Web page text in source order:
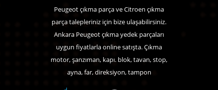
Peugeot çıkma parça ve Citroen çıkma
parça talepleriniz için bize ulaşabilirsiniz.
Ankara Peugeot çıkma yedek parçaları
uygun fiyatlarla online satışta. Çıkma
motor, şanzıman, kapı. blok, tavan, stop,
ayna, far, direksiyon, tampon